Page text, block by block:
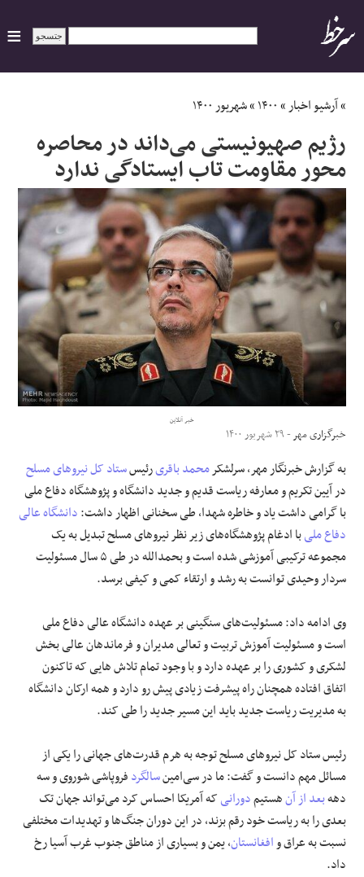
ایران
سیاسی
اقتصاد
ورزشی
جهان
اجتماعی
حوادث
علوم و فن آوری
فرهنگی و هنری
مقالات
»آرشیو اخبار»۱۴۰۰»شهریور ۱۴۰۰
رژیم صهیونیستی می‌داند در محاصره
محور مقاومت تاب ایستادگی ندارد
خبر آنلاین
خبرگزاری مهر- ۲۹ شهریور ۱۴۰۰
به گزارش خبرنگار مهر، سرلشکرمحمد باقریرئیسستاد کل نیروهای مسلح
در آیین تکریم و معارفه ریاست قدیم و جدید دانشگاه و پژوهشگاه دفاع ملی
با گرامی داشت یاد و خاطره شهدا، طی سخنانی اظهار داشت:دانشگاه عالی
دفاع ملیبا ادغام پژوهشگاه‌های زیر نظر نیروهای مسلح تبدیل به یک
مجموعه ترکیبی آموزشی شده است و بحمدالله در طی ۵ سال مسئولیت
سردار وحیدی توانست به رشد و ارتقاء کمی و کیفی برسد.
وی ادامه داد: مسئولیت‌های سنگینی بر عهده دانشگاه عالی دفاع ملی
است و مسئولیت آموزش تربیت و تعالی مدیران و فرماندهان عالی بخش
لشکری و کشوری را بر عهده دارد و با وجود تمام تلاش هایی که تاکنون
اتفاق افتاده همچنان راه پیشرفت زیادی پیش رو دارد و همه ارکان دانشگاه
به مدیریت ریاست جدید باید این مسیر جدید را طی کند.
رئیس ستاد کل نیروهای مسلح توجه به هرم قدرت‌های جهانی را یکی از
مسائل مهم دانست و گفت: ما در سی‌امینسالگردفروپاشی شوروی و سه
دههبعد از آنهستیمدورانیکه آمریکا احساس کرد می‌تواند جهان تک
بعدی را به ریاست خود رقم بزند، در این دوران جنگ‌ها و تهدیدات مختلفی
نسبت به عراق وافغانستان، یمن و بسیاری از مناطق جنوب غرب آسیا رخ
داد.